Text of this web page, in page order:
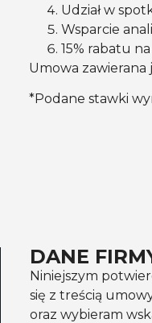
Udział w
Wsparcie
15% rabatu
Umowa zawierana
*Podane stawki
DANE
Niniejszym
się z treścią
oraz wybieram